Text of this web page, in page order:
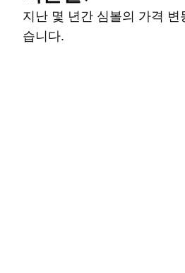
지난 몇 년간 심볼의 가격
습니다.